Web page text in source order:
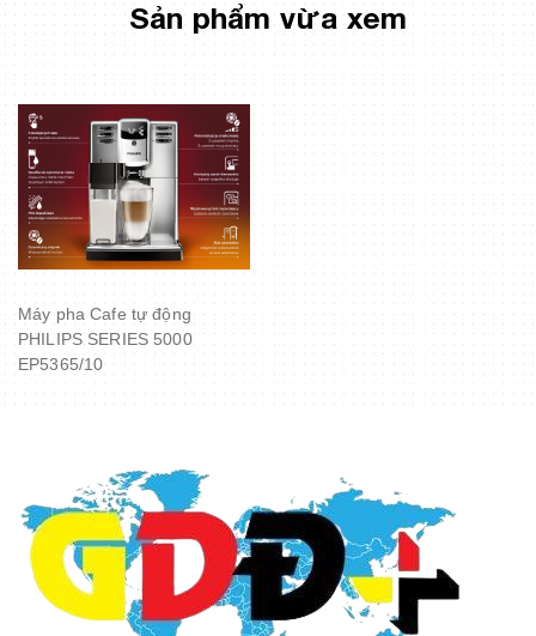
Sản phẩm vừa xem
Máy pha Cafe tự động
PHILIPS SERIES 5000
EP5365/10